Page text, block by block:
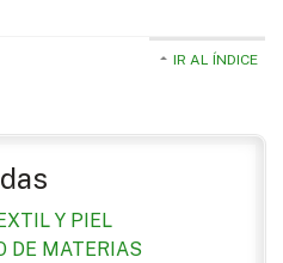
IR AL ÍNDICE
Y PIEL
DE MATERIAS